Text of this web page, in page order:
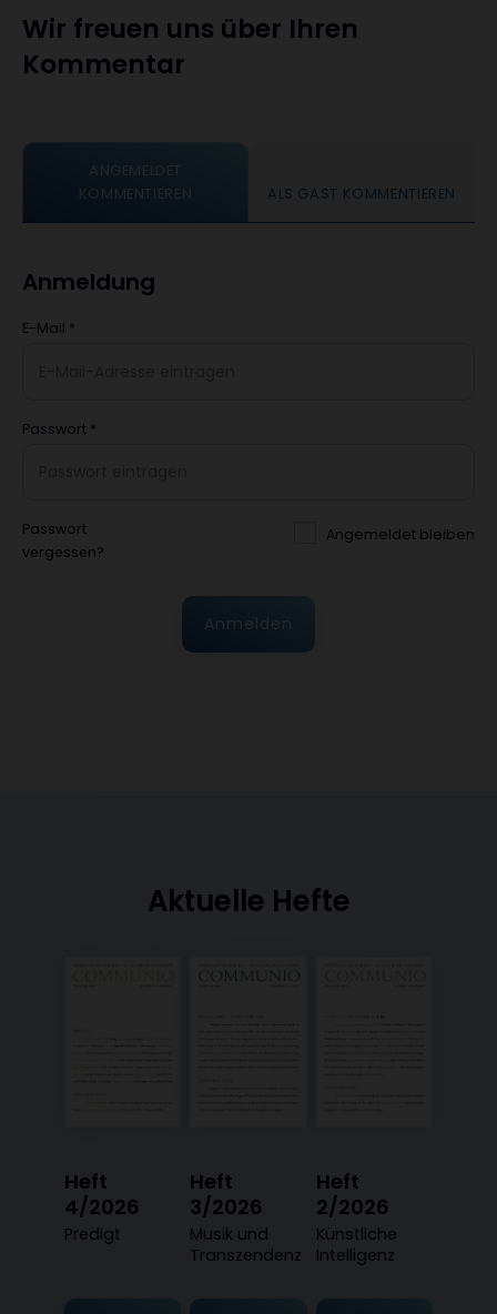
Wir freuen uns über Ihren
Kommentar
ANGEMELDET
KOMMENTIEREN
ALS GAST KOMMENTIEREN
Anmeldung
E-Mail *
Passwort *
Passwort
vergessen?
Angemeldet bleiben
Anmelden
Aktuelle Hefte
Heft
4/2026
:
Predigt
Heft
3/2026
:
Musik und
Transzendenz
Heft
2/2026
:
Künstliche
Intelligenz